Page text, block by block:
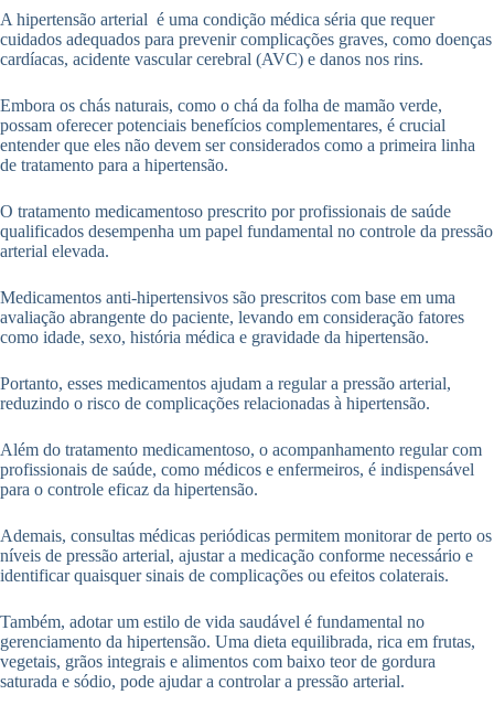
A hipertensão arterial é uma condição médica séria que requer
cuidados adequados para prevenir complicações graves, como doenças
cardíacas, acidente vascular cerebral (AVC) e danos nos rins.
Embora os chás naturais, como o chá da folha de mamão verde,
possam oferecer potenciais benefícios complementares, é crucial
entender que eles não devem ser considerados como a primeira linha
de tratamento para a hipertensão.
O tratamento medicamentoso prescrito por profissionais de saúde
qualificados desempenha um papel fundamental no controle da pressão
arterial elevada.
Medicamentos anti-hipertensivos são prescritos com base em uma
avaliação abrangente do paciente, levando em consideração fatores
como idade, sexo, história médica e gravidade da hipertensão.
Portanto, esses medicamentos ajudam a regular a pressão arterial,
reduzindo o risco de complicações relacionadas à hipertensão.
Além do tratamento medicamentoso, o acompanhamento regular com
profissionais de saúde, como médicos e enfermeiros, é indispensável
para o controle eficaz da hipertensão.
Ademais, consultas médicas periódicas permitem monitorar de perto os
níveis de pressão arterial, ajustar a medicação conforme necessário e
identificar quaisquer sinais de complicações ou efeitos colaterais.
Também, adotar um estilo de vida saudável é fundamental no
gerenciamento da hipertensão. Uma dieta equilibrada, rica em frutas,
vegetais, grãos integrais e alimentos com baixo teor de gordura
saturada e sódio, pode ajudar a controlar a pressão arterial.